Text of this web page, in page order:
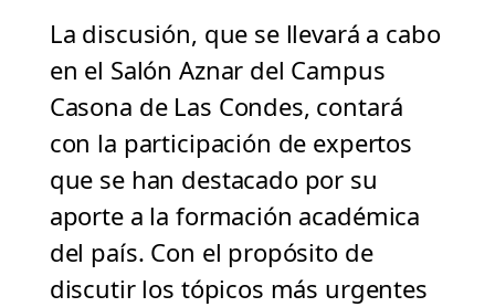
La discusión, que se llevará a cabo
en el Salón Aznar del Campus
Casona de Las Condes, contará
con la participación de expertos
que se han destacado por su
aporte a la formación académica
del país. Con el propósito de
discutir los tópicos más urgentes